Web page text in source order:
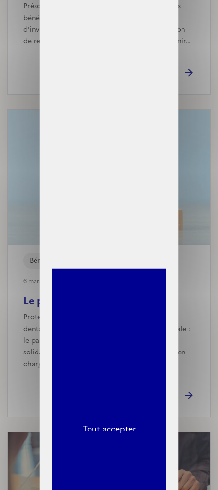
Tout accepter
Présomption de droit à la C2S payante pour les
bénéficiaires de l’allocation supplémentaire
d’invalidité (ASI), simplification de la déclaration
de ressources et des pièces justificatives à fournir…
Bénéficiaires
6 mars, 2024
Le panier de soins pris en ch...
Protections périodiques réutilisables, soins
dentaires prothétiques, orthopédie dento-faciale :
le panier de soins de la complémentaire santé
solidaire (C2S) évolue en 2024 afin de prendre en
charg…